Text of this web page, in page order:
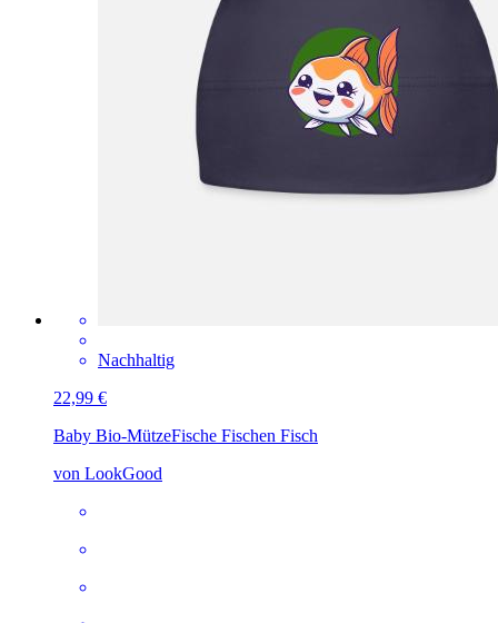
Nachhaltig
22,99 €
Baby Bio-MützeFische Fischen Fisch
von LookGood